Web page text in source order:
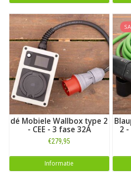
dé Mobiele Wallbox type 2
- CEE - 3 fase 32A
€279,95
Informatie
2